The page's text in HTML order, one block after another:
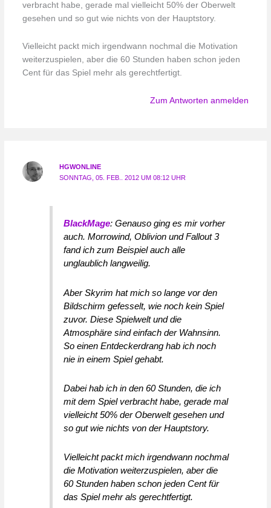
verbracht habe, gerade mal vielleicht 50% der Oberwelt
gesehen und so gut wie nichts von der Hauptstory.
Vielleicht packt mich irgendwann nochmal die Motivation
weiterzuspielen, aber die 60 Stunden haben schon jeden
Cent für das Spiel mehr als gerechtfertigt.
Zum Antworten anmelden
HGWONLINE
SONNTAG, 05. FEB.. 2012 UM 08:12 UHR
BlackMage: Genauso ging es mir vorher
auch. Morrowind, Oblivion und Fallout 3
fand ich zum Beispiel auch alle
unglaublich langweilig.
Aber Skyrim hat mich so lange vor den
Bildschirm gefesselt, wie noch kein Spiel
zuvor. Diese Spielwelt und die
Atmosphäre sind einfach der Wahnsinn.
So einen Entdeckerdrang hab ich noch
nie in einem Spiel gehabt.
Dabei hab ich in den 60 Stunden, die ich
mit dem Spiel verbracht habe, gerade mal
vielleicht 50% der Oberwelt gesehen und
so gut wie nichts von der Hauptstory.
Vielleicht packt mich irgendwann nochmal
die Motivation weiterzuspielen, aber die
60 Stunden haben schon jeden Cent für
das Spiel mehr als gerechtfertigt.